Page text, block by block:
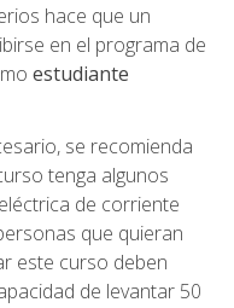
hace que un
en el programa de
estudiante
se recomienda
tenga algunos
de corriente
que quieran
este curso deben
de levantar 50